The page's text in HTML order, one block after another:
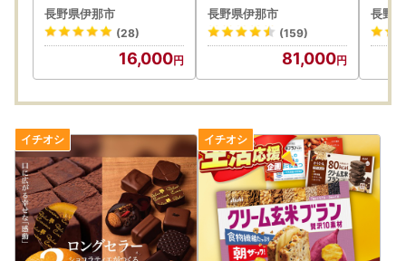
長野県伊那市
(28)
16,000
) / USB3.0 国産 TV録画
省エネ静音 外付け ハー
ドディスク テレビ 3.5イ
ンチ 4K録画 PS4/PS4 P
ro対応【LHD-ENA040
長野県伊那市
(159)
81,000
カリ
017-
長野